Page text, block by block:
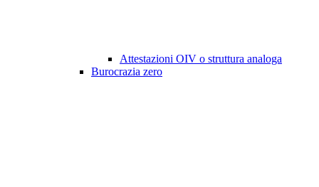
Attestazioni OIV o struttura analoga
Burocrazia zero